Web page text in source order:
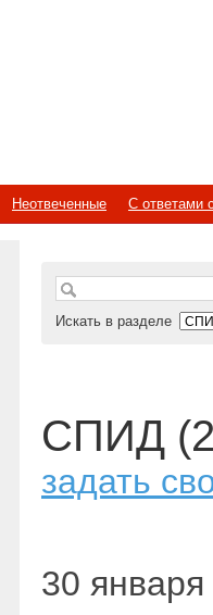
Неотвеченные
С ответами
Искать в разделе
СПИД
задать
30